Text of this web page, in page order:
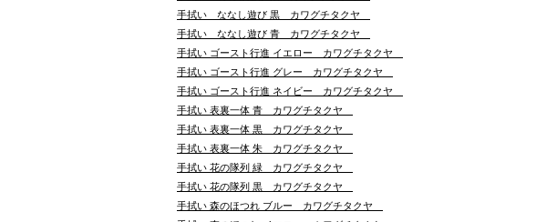
手拭い ななし遊び 黒 カワグチタクヤ
手拭い ななし遊び 青 カワグチタクヤ
手拭い ゴースト行進 イエロー カワグチタクヤ
手拭い ゴースト行進 グレー カワグチタクヤ
手拭い ゴースト行進 ネイビー カワグチタクヤ
手拭い 表裏一体 青 カワグチタクヤ
手拭い 表裏一体 黒 カワグチタクヤ
手拭い 表裏一体 朱 カワグチタクヤ
手拭い 花の隊列 緑 カワグチタクヤ
手拭い 花の隊列 黒 カワグチタクヤ
手拭い 森のほつれ ブルー カワグチタクヤ